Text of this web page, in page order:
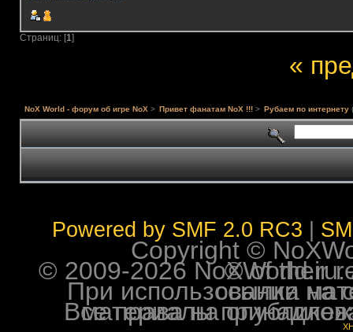
Страниц: [1]
«
NoX World - форум об игре NoX > Привет фанатам NoX !!! > Рубаем по интернету
Powered by SMF 2.0 RC3
Copyright ©
© 2009-2026 NoXWorld.ru. All
При использовании
Все права на опубликованные на форуме